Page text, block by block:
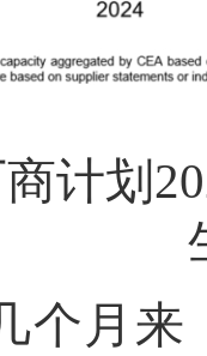
计划
个月来